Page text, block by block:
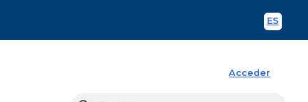
ES
Acceder